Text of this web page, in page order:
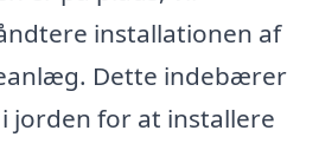
installationen af
Dette indebærer
jorden for at installere